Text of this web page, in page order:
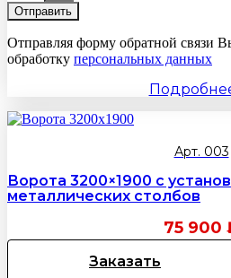
Отправить
Отправляя форму обратной связи
обработку персональных данных
Арт. 003
Ворота 3200×1900 с
металлических столбов
75 900
Заказать